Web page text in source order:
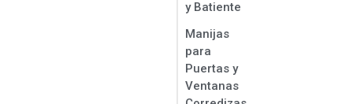
y Batiente
Manijas
para
Puertas y
Ventanas